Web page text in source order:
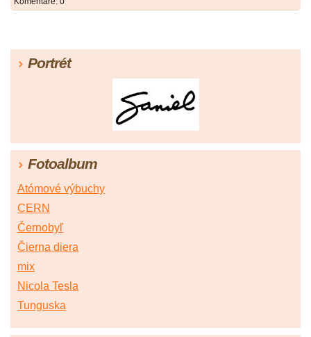
Portrét
Fotoalbum
Atómové výbuchy
CERN
Černobyľ
Čierna diera
mix
Nicola Tesla
Tunguska